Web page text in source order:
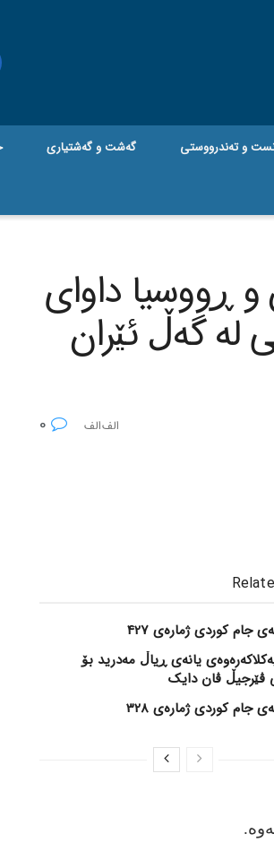
و تەندرووستی گه‌شت و گه‌شتیاری
و ڕووسیا داوای
له‌ گه‌ڵ ئێران
جام کوردی ژمارەی 427
یانەی ڕیاڵ مەدرید بۆ
ڤێرجیڵ ڤان دایک
جام کوردی ژمارەی 328